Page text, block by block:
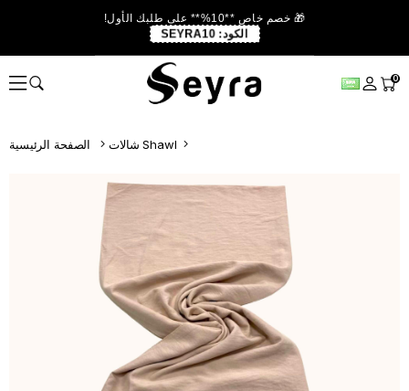
🎁 خصم خاص **10%** على طلبك الأول!
الكود: SEYRA10
0
شالات Shawl